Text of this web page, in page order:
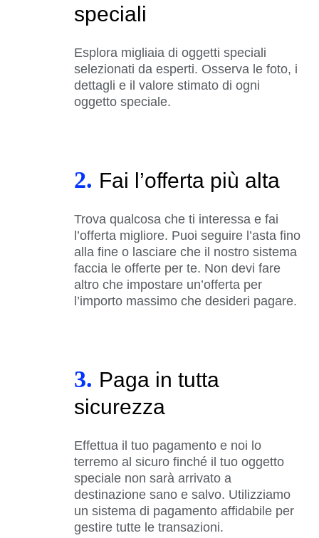
speciali
Esplora migliaia di oggetti speciali
selezionati da esperti. Osserva le foto, i
dettagli e il valore stimato di ogni
oggetto speciale.
2. Fai l’offerta più alta
Trova qualcosa che ti interessa e fai
l’offerta migliore. Puoi seguire l’asta fino
alla fine o lasciare che il nostro sistema
faccia le offerte per te. Non devi fare
altro che impostare un’offerta per
l’importo massimo che desideri pagare.
3. Paga in tutta
sicurezza
Effettua il tuo pagamento e noi lo
terremo al sicuro finché il tuo oggetto
speciale non sarà arrivato a
destinazione sano e salvo. Utilizziamo
un sistema di pagamento affidabile per
gestire tutte le transazioni.